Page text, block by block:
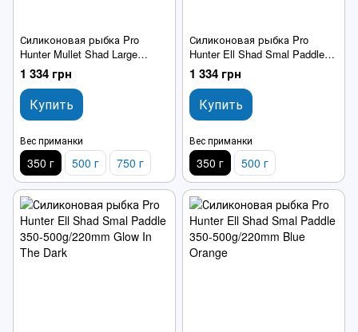
Силиконовая рыбка Pro
Hunter Mullet Shad Large
Paddle Pollock Fish
1 334 грн
Купить
Вес приманки
350 г 500 г 750 г
Силиконовая рыбка Pro
Hunter Ell Shad Smal Paddle
350-500g/220mm Pink Pussy
1 334 грн
Купить
Вес приманки
350 г 500 г